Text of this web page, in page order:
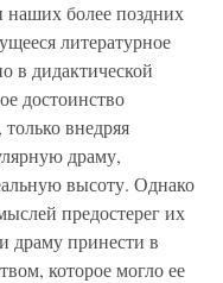
наших более поздних
литературное
в дидактической
достоинство
внедряя
драму,
высоту. Однако
предостерег их
драму принести в
которое могло ее